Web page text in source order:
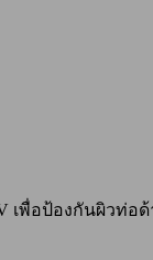
เพื่อป้องกันผิวท่อ